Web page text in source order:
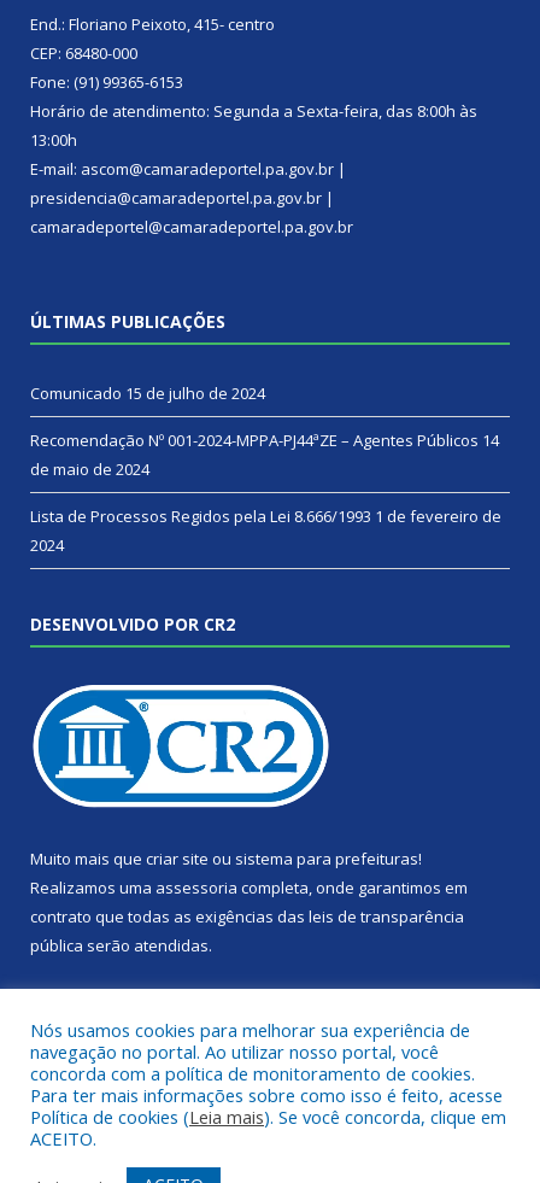
End.: Floriano Peixoto, 415- centro
CEP: 68480-000
Fone: (91) 99365-6153
Horário de atendimento: Segunda a Sexta-feira, das 8:00h às
13:00h
E-mail: ascom@camaradeportel.pa.gov.br |
presidencia@camaradeportel.pa.gov.br |
camaradeportel@camaradeportel.pa.gov.br
ÚLTIMAS PUBLICAÇÕES
Comunicado 15 de julho de 2024
Recomendação Nº 001-2024-MPPA-PJ44ªZE – Agentes Públicos 14
de maio de 2024
Lista de Processos Regidos pela Lei 8.666/1993 1 de fevereiro de
2024
DESENVOLVIDO POR CR2
Muito mais que criar site ou sistema para prefeituras!
Realizamos uma assessoria completa, onde garantimos em
contrato que todas as exigências das leis de transparência
pública serão atendidas.
Todos os direitos reservados a Câmara Municipal de Portel.
Nós usamos cookies para melhorar sua experiência de
navegação no portal. Ao utilizar nosso portal, você
concorda com a política de monitoramento de cookies.
Para ter mais informações sobre como isso é feito, acesse
Política de cookies (Leia mais). Se você concorda, clique em
ACEITO.